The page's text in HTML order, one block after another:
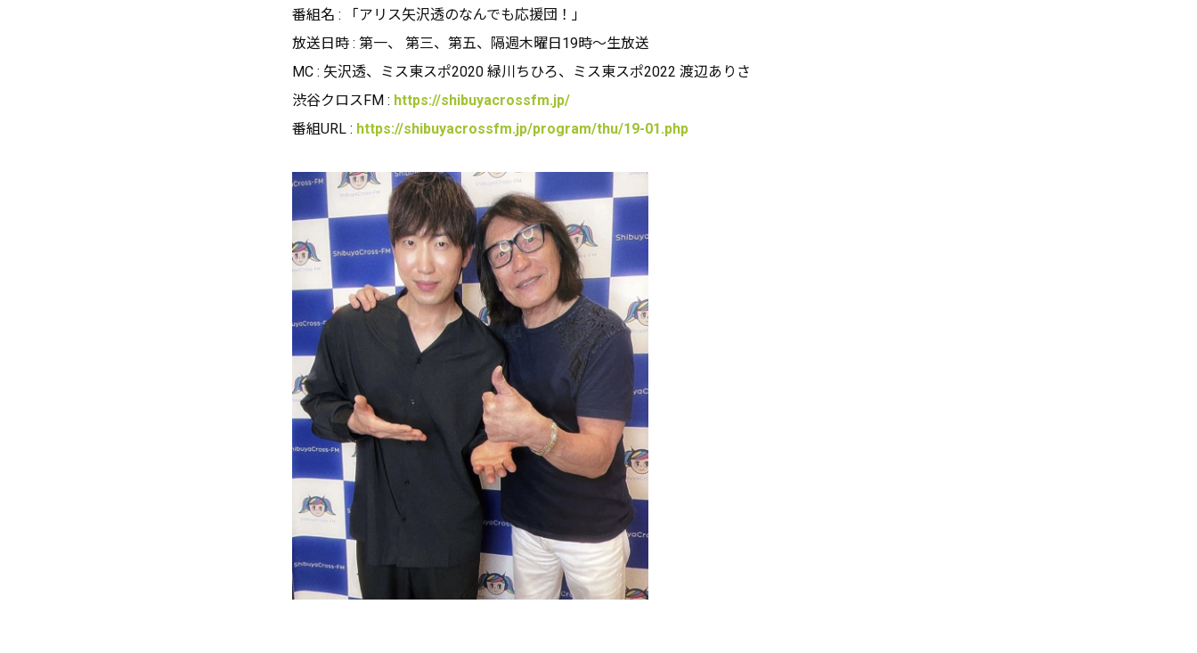
番組名 : 「アリス矢沢透のなんでも応援団！」
放送日時 : 第一、 第三、第五、隔週木曜日19時～生放送
MC : 矢沢透、ミス東スポ2020 緑川ちひろ、ミス東スポ2022 渡辺ありさ
渋谷クロスFM : https://shibuyacrossfm.jp/
番組URL : https://shibuyacrossfm.jp/program/thu/19-01.php